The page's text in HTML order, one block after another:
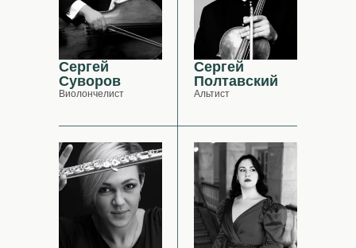
Сергей
Полтавский
Альтист
Сергей
Суворов
Виолончелист